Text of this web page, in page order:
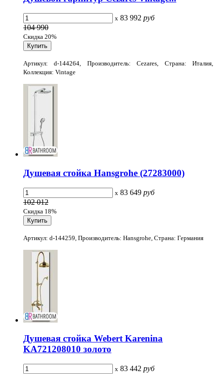
x 83 992 руб
104 990
Скидка 20%
Артикул: d-144264, Производитель: Cezares, Страна: Италия,
Коллекция: Vintage
Душевая стойка Hansgrohe (27283000)
x 83 649 руб
102 012
Скидка 18%
Артикул: d-144259, Производитель: Hansgrohe, Страна: Германия
Душевая стойка Webert Karenina
KA721208010 золото
x 83 442 руб